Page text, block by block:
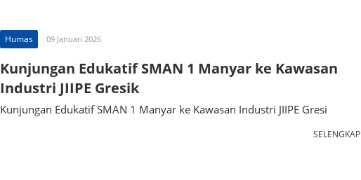
Humas 09 Januari 2026
Kunjungan Edukatif SMAN 1 Manyar ke Kawasan
Industri JIIPE Gresik
Kunjungan Edukatif SMAN 1 Manyar ke Kawasan Industri JIIPE Gresi